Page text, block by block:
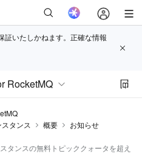
証いたしかねます。正確な情報
RocketMQ
タンス
概要
お知らせ
タンスの無料トピッククォータを超え